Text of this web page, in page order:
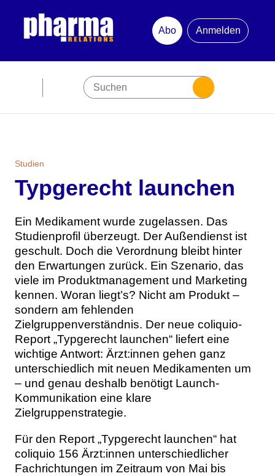
Abo
Anmelden
Jubiläum
Newsletter
Mediadaten
Themen
Marketing
Branche
Studien
Digital Health
Personen
Magazin
Aktuelle Ausgabe
Ausgabenarchiv
Abonnement
Über uns
Kontakt
Team
Werben
Studien
Typgerecht launchen
Ein Medikament wurde zugelassen. Das
Studienprofil überzeugt. Der Außendienst ist
geschult. Doch die Verordnung bleibt hinter
den Erwartungen zurück. Ein Szenario, das
viele im Produktmanagement und Marketing
kennen. Woran liegt’s? Nicht am Produkt –
sondern am fehlenden
Zielgruppenverständnis. Der neue coliquio-
Report „Typgerecht launchen“ liefert eine
wichtige Antwort: Ärzt:innen gehen ganz
unterschiedlich mit neuen Medikamenten um
– und genau deshalb benötigt Launch-
Kommunikation eine klare
Zielgruppenstrategie.
Für den Report „Typgerecht launchen“ hat
coliquio 156 Ärzt:innen unterschiedlicher
Fachrichtungen im Zeitraum von Mai bis